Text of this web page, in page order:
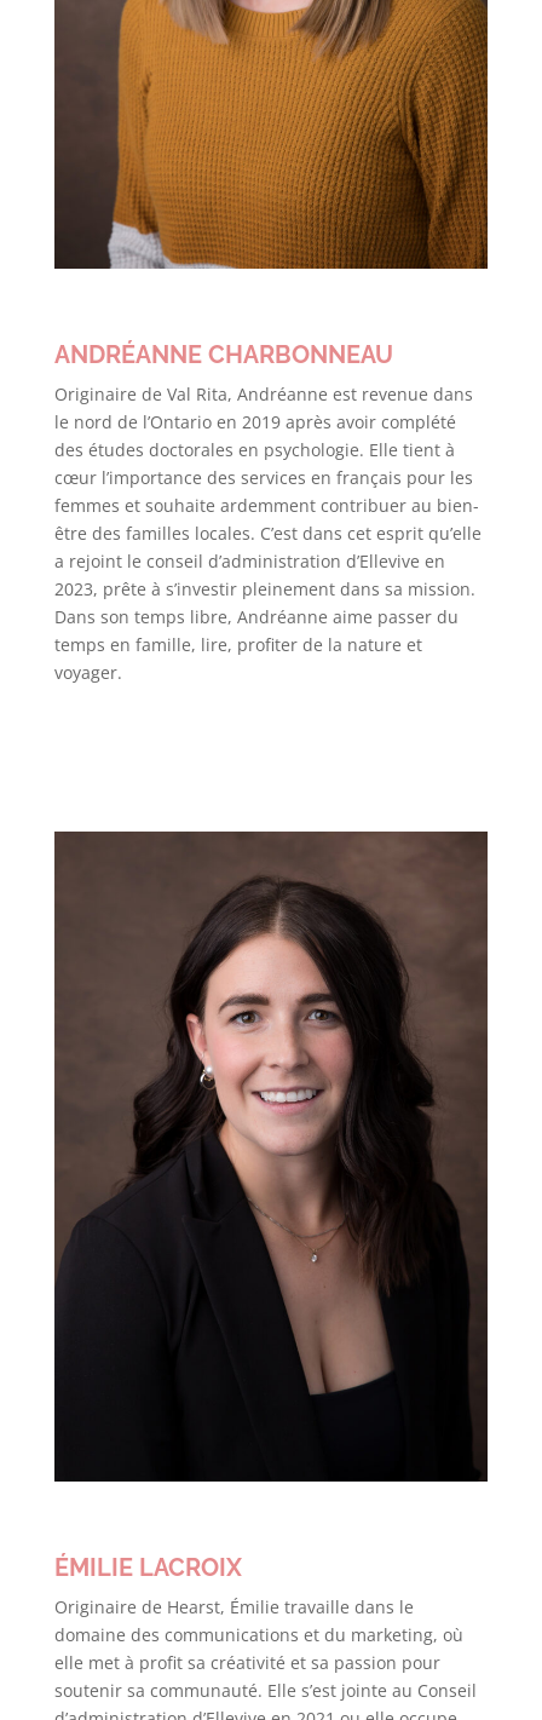
ANDRÉANNE CHARBONNEAU
Originaire de Val Rita, Andréanne est revenue dans
le nord de l’Ontario en 2019 après avoir complété
des études doctorales en psychologie. Elle tient à
cœur l’importance des services en français pour les
femmes et souhaite ardemment contribuer au bien-
être des familles locales. C’est dans cet esprit qu’elle
a rejoint le conseil d’administration d’Ellevive en
2023, prête à s’investir pleinement dans sa mission.
Dans son temps libre, Andréanne aime passer du
temps en famille, lire, profiter de la nature et
voyager.
ÉMILIE LACROIX
Originaire de Hearst, Émilie travaille dans le
domaine des communications et du marketing, où
elle met à profit sa créativité et sa passion pour
soutenir sa communauté. Elle s’est jointe au Conseil